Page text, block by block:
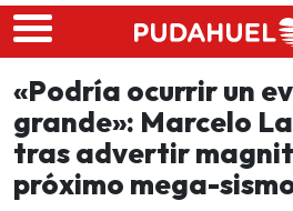
Skip to main content
«Podría ocurrir un
grande»: Marcelo
tras advertir
próximo mega-